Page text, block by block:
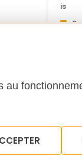
Is
0
de cookies